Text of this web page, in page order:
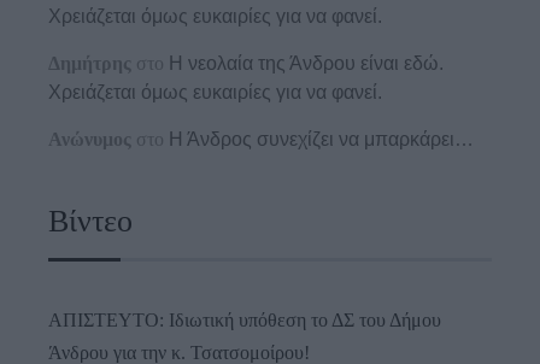
Χρειάζεται όμως ευκαιρίες για να φανεί.
Δημήτρης στο Η νεολαία της Άνδρου είναι εδώ.
Χρειάζεται όμως ευκαιρίες για να φανεί.
Ανώνυμος στο Η Άνδρος συνεχίζει να μπαρκάρει…
Βίντεο
ΑΠΙΣΤΕΥΤΟ: Ιδιωτική υπόθεση το ΔΣ του Δήμου
Άνδρου για την κ. Τσατσομοίρου!